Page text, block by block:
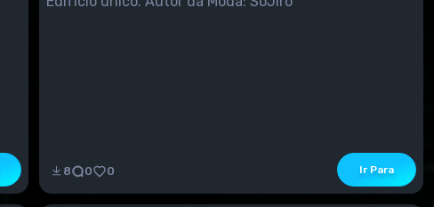
8 0 0 Ir Para